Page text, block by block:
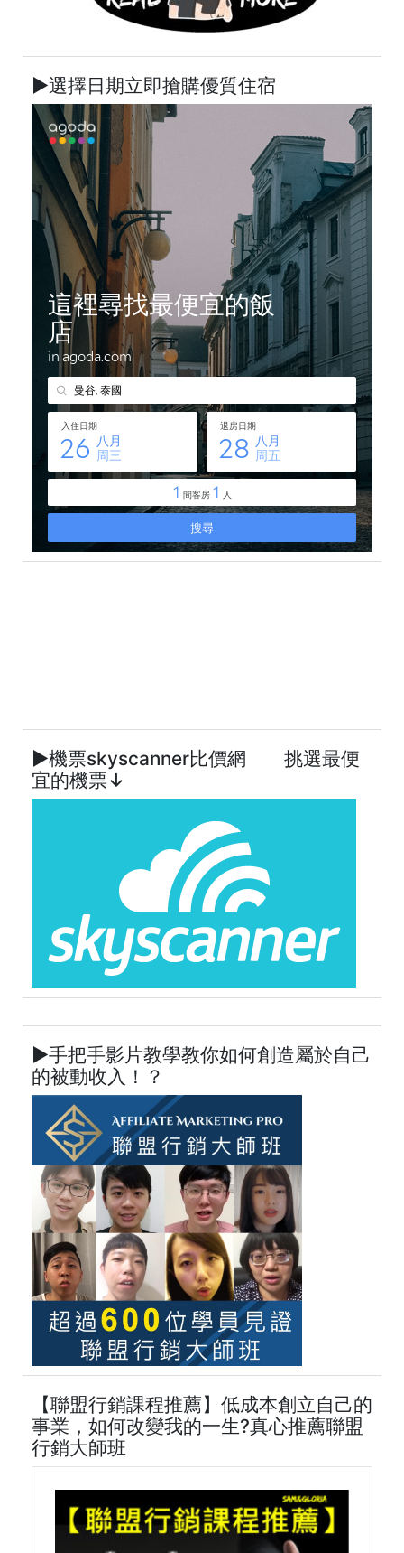
►選擇日期立即搶購優質住宿
►機票skyscanner比價網 挑選最便
宜的機票↓
►手把手影片教學教你如何創造屬於自己
的被動收入！？
【聯盟行銷課程推薦】低成本創立自己的
事業，如何改變我的一生?真心推薦聯盟
行銷大師班